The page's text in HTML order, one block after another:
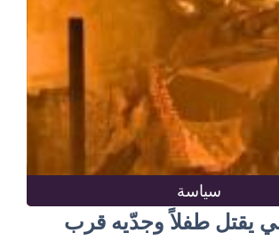
سياسة
يقتل طفلاً وجدّيه قرب